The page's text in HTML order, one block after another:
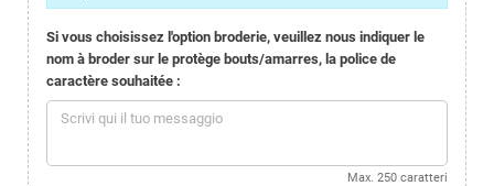
Si vous choisissez l'option broderie, veuillez nous indiquer le
nom à broder sur le protège bouts/amarres, la police de
caractère souhaitée :
Max. 250 caratteri